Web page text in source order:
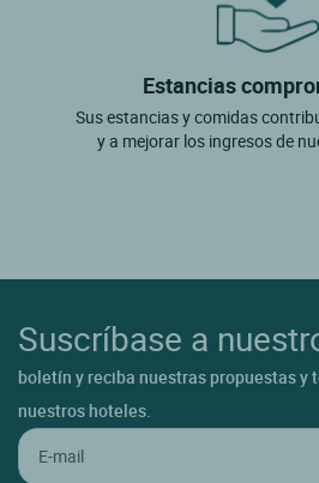
Estancias
Sus estancias y comidas
y a mejorar los ingresos de
Suscríbase a
boletín y reciba nuestras propuestas y
nuestros hoteles.